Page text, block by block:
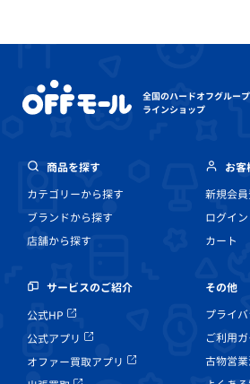
全国のハードオフグルー
ラインショップ
商品を探す
カテゴリーから探す
ブランドから探す
店舗から探す
お客
新規会
ログイン
カート
サービスのご紹介
公式HP
公式アプリ
オファー買取アプリ
その他
プライ
ご利用
古物営